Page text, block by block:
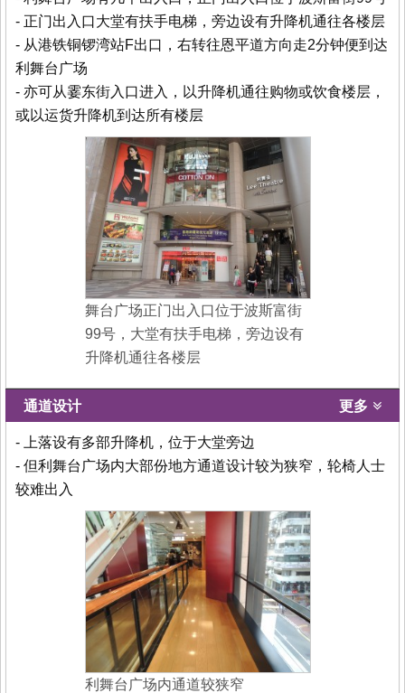
- 正门出入口大堂有扶手电梯，旁边设有升降机通往各楼层
- 从港铁铜锣湾站F出口，右转往恩平道方向走2分钟便到达
利舞台广场
- 亦可从霎东街入口进入，以升降机通往购物或饮食楼层，
或以运货升降机到达所有楼层
舞台广场正门出入口位于波斯富街
99号，大堂有扶手电梯，旁边设有
升降机通往各楼层
通道设计 更多
- 上落设有多部升降机，位于大堂旁边
- 但利舞台广场内大部份地方通道设计较为狭窄，轮椅人士
较难出入
利舞台广场内通道较狭窄